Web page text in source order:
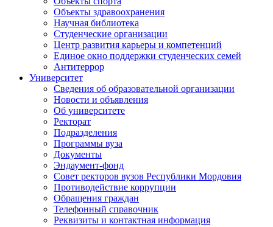
Объекты здравоохранения
Научная библиотека
Студенческие организации
Центр развития карьеры и компетенций
Единое окно поддержки студенческих семей
Антитеррор
Университет
Сведения об образовательной организации
Новости и объявления
Об университете
Ректорат
Подразделения
Программы вуза
Документы
Эндаумент-фонд
Совет ректоров вузов Республики Мордовия
Противодействие коррупции
Обращения граждан
Телефонный справочник
Реквизиты и контактная информация